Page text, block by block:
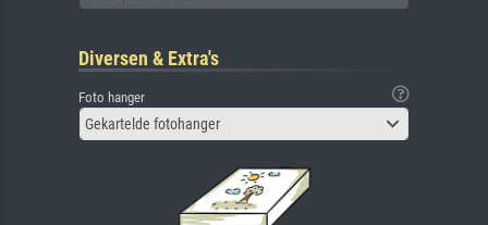
Diversen & Extra's
Foto hanger
Gekartelde fotohanger